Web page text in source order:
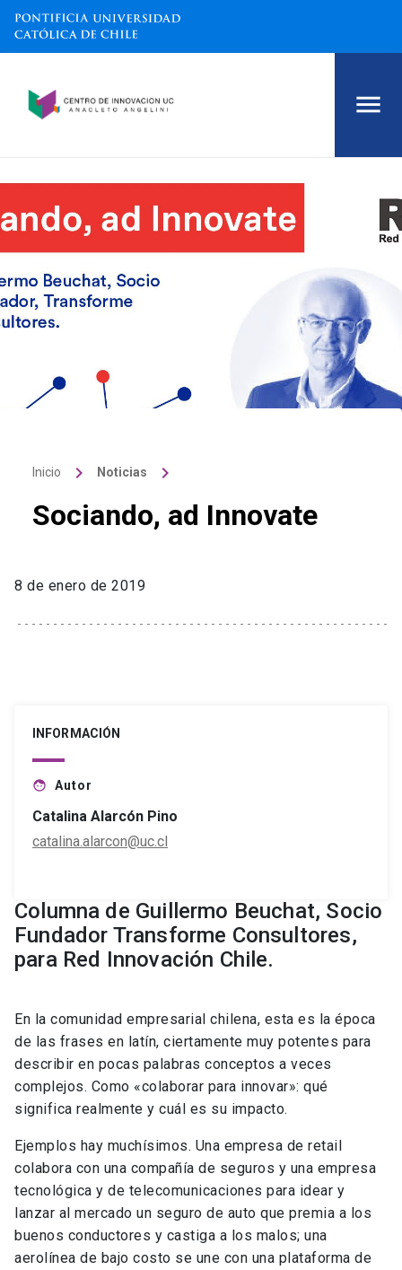
Inicio keyboard_arrow_right Noticias keyboard_arrow_right
Sociando, ad Innovate
8 de enero de 2019
INFORMACIÓN
face Autor
Catalina Alarcón Pino
catalina.alarcon@uc.cl
Columna de Guillermo Beuchat, Socio
Fundador Transforme Consultores,
para Red Innovación Chile.
En la comunidad empresarial chilena, esta es la época
de las frases en latín, ciertamente muy potentes para
describir en pocas palabras conceptos a veces
complejos. Como «colaborar para innovar»: qué
significa realmente y cuál es su impacto.
Ejemplos hay muchísimos. Una empresa de retail
colabora con una compañía de seguros y una empresa
tecnológica y de telecomunicaciones para idear y
lanzar al mercado un seguro de auto que premia a los
buenos conductores y castiga a los malos; una
aerolínea de bajo costo se une con una plataforma de